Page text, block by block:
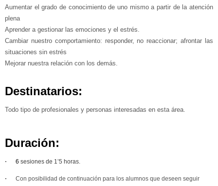
Aumentar el grado de conocimiento de uno mismo a partir de la atención
plena
Aprender a gestionar las emociones y el estrés.
Cambiar nuestro comportamiento: responder, no reaccionar; afrontar las
situaciones sin estrés
Mejorar nuestra relación con los demás.
Destinatarios:
Todo tipo de profesionales y personas interesadas en esta área.
Duración:
· 6 sesiones de 1’5 horas.
·
Con posibilidad de continuación para los alumnos que deseen seguir